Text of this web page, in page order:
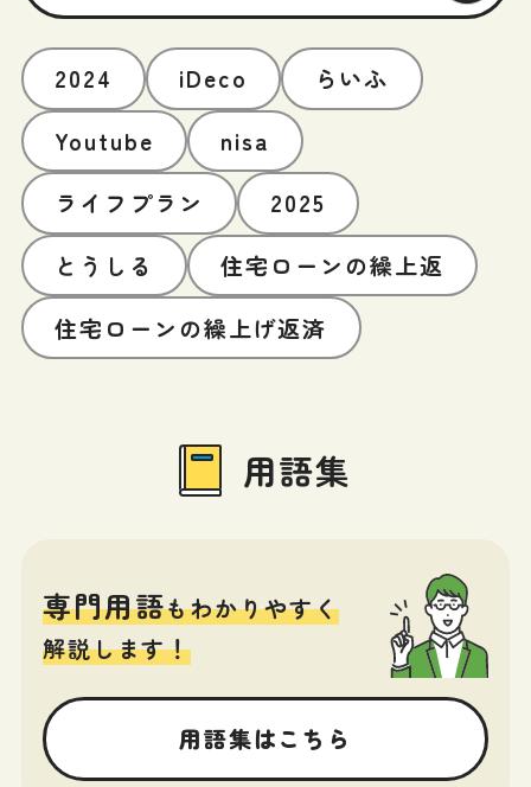
2024 iDeco
らいふ
Youtube
nisa
ライフプラン
2025
とうしる
住宅ローンの繰上返
住宅ローンの繰上げ返済
用語集
専門用語もわかりやすく
解説します！
用語集はこちら